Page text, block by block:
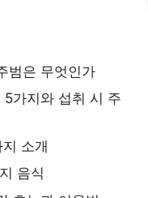
범은 무엇인가
가지와 섭취 시 주
소개
음식